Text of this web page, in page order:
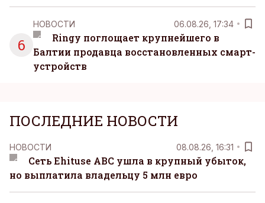
6
НОВОСТИ 06.08.26, 17:34
Ringy поглощает крупнейшего в
Балтии продавца восстановленных смарт-
устройств
ПОСЛЕДНИЕ НОВОСТИ
НОВОСТИ 08.08.26, 16:31
Сеть Ehituse ABC ушла в крупный убыток,
но выплатила владельцу 5 млн евро